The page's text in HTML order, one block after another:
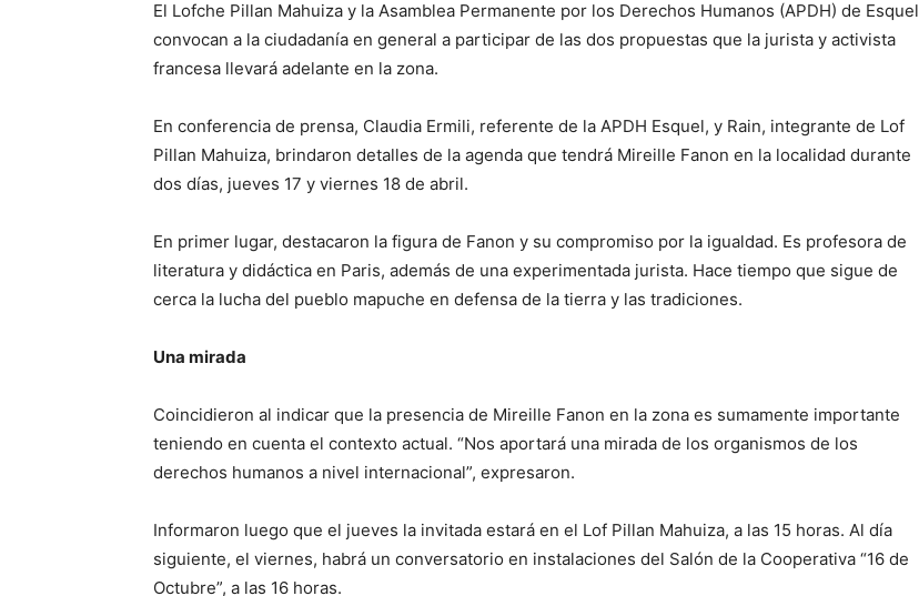
El Lofche Pillan Mahuiza y la Asamblea Permanente por los Derechos Humanos (APDH) de Esquel
convocan a la ciudadanía en general a participar de las dos propuestas que la jurista y activista
francesa llevará adelante en la zona.
En conferencia de prensa, Claudia Ermili, referente de la APDH Esquel, y Rain, integrante de Lof
Pillan Mahuiza, brindaron detalles de la agenda que tendrá Mireille Fanon en la localidad durante
dos días, jueves 17 y viernes 18 de abril.
En primer lugar, destacaron la figura de Fanon y su compromiso por la igualdad. Es profesora de
literatura y didáctica en Paris, además de una experimentada jurista. Hace tiempo que sigue de
cerca la lucha del pueblo mapuche en defensa de la tierra y las tradiciones.
Una mirada
Coincidieron al indicar que la presencia de Mireille Fanon en la zona es sumamente importante
teniendo en cuenta el contexto actual. “Nos aportará una mirada de los organismos de los
derechos humanos a nivel internacional”, expresaron.
Informaron luego que el jueves la invitada estará en el Lof Pillan Mahuiza, a las 15 horas. Al día
siguiente, el viernes, habrá un conversatorio en instalaciones del Salón de la Cooperativa “16 de
Octubre”, a las 16 horas.